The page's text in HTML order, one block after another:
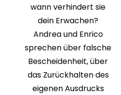
wann verhindert sie
dein Erwachen?
Andrea und Enrico
sprechen über falsche
Bescheidenheit, über
das Zurückhalten des
eigenen Ausdrucks